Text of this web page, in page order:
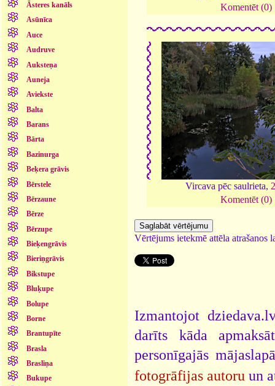
Āsteres kanāls
Asūnīca
Auce
Audruve
Auksteņa
Auneja
Aviekste
Balta
Barans
Bārta
Bazinurga
Beķera grāvis
Bērstele
Bērzaune
Bērze
Bērzupe
Bieķengrāvis
Bieriņgrāvis
Bikstupe
Bluķupe
Bolupe
Borne
Brantupīte
Brasla
Brasliņa
Bukupe
Komentēt (0)
Vircava pēc saulrieta,
Komentēt (0)
Vērtējums ietekmē attēla atrašanos
Izmantojot
darīts kāda
personīgajās
fotogrāfijas autoru un